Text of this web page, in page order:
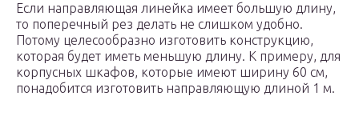
Если направляющая линейка имеет большую длину,
то поперечный рез делать не слишком удобно.
Потому целесообразно изготовить конструкцию,
которая будет иметь меньшую длину. К примеру, для
корпусных шкафов, которые имеют ширину 60 см,
понадобится изготовить направляющую длиной 1 м.